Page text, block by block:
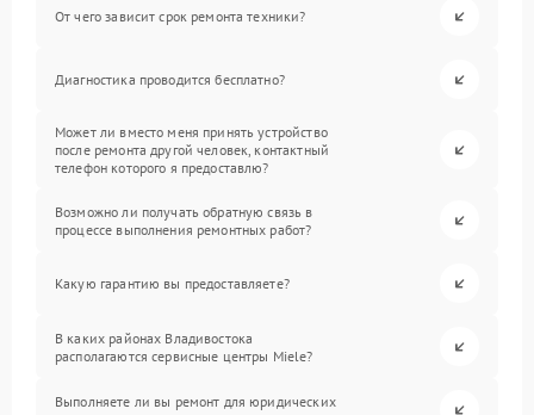
От чего зависит срок ремонта техники?
Диагностика проводится бесплатно?
Может ли вместо меня принять устройство
после ремонта другой человек, контактный
телефон которого я предоставлю?
Возможно ли получать обратную связь в
процессе выполнения ремонтных работ?
Какую гарантию вы предоставляете?
В каких районах Владивостока
располагаются сервисные центры Miele?
Выполняете ли вы ремонт для юридических